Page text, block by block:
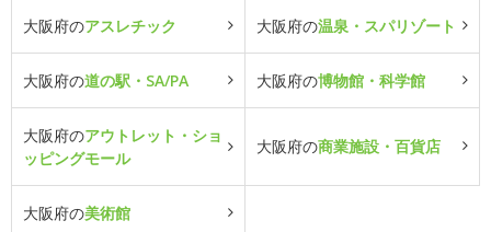
大阪府のアスレチック 大阪府の温泉・スパリゾート
大阪府の道の駅・SA/PA 大阪府の博物館・科学館
大阪府のアウトレット・ショ
ッピングモール
大阪府の商業施設・百貨店
大阪府の美術館